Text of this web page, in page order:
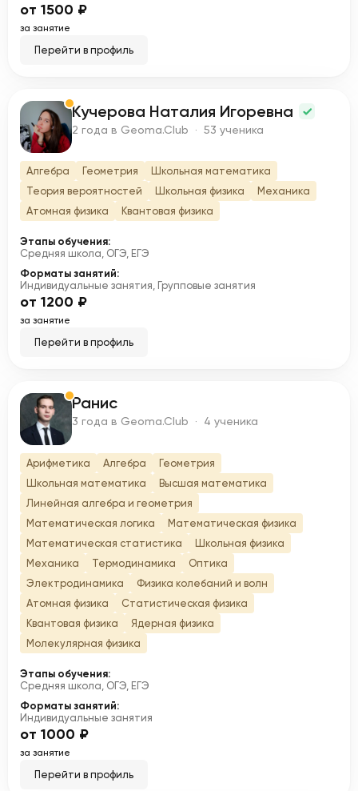
от 1500 ₽
за занятие
Перейти в профиль
К Кучерова Наталия Игоревна
2 года в Geoma.Club · 53 ученика
Алгебра Геометрия
Школьная математика
Теория вероятностей
Школьная физика
Механика
Атомная физика
Квантовая физика
Этапы обучения:
Средняя школа, ОГЭ, ЕГЭ
Форматы занятий:
Индивидуальные занятия, Групповые занятия
от 1200 ₽
за занятие
Перейти в профиль
Р Ранис
3 года в Geoma.Club · 4 ученика
Арифметика Алгебра
Геометрия
Школьная математика
Высшая математика
Линейная алгебра и геометрия
Математическая логика
Математическая физика
Математическая статистика
Школьная физика
Механика
Термодинамика
Оптика
Электродинамика
Физика колебаний и волн
Атомная физика
Статистическая физика
Квантовая физика
Ядерная физика
Молекулярная физика
Этапы обучения:
Средняя школа, ОГЭ, ЕГЭ
Форматы занятий:
Индивидуальные занятия
от 1000 ₽
за занятие
Перейти в профиль